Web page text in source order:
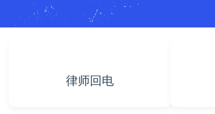
律师回电